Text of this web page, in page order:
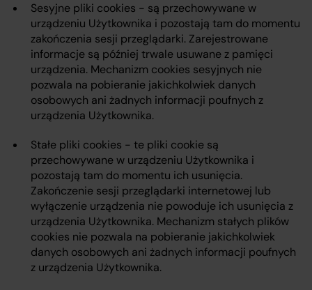
Sesyjne pliki cookies - są przechowywane w
urządzeniu Użytkownika i pozostają tam do momentu
zakończenia sesji przeglądarki. Zarejestrowane
informacje są później trwale usuwane z pamięci
urządzenia. Mechanizm cookies sesyjnych nie
pozwala na pobieranie jakichkolwiek danych
osobowych ani żadnych informacji poufnych z
urządzenia Użytkownika.
Stałe pliki cookies - te pliki cookie są
przechowywane w urządzeniu Użytkownika i
pozostają tam do momentu ich usunięcia.
Zakończenie sesji przeglądarki internetowej lub
wyłączenie urządzenia nie powoduje ich usunięcia z
urządzenia Użytkownika. Mechanizm stałych plików
cookies nie pozwala na pobieranie jakichkolwiek
danych osobowych ani żadnych informacji poufnych
z urządzenia Użytkownika.